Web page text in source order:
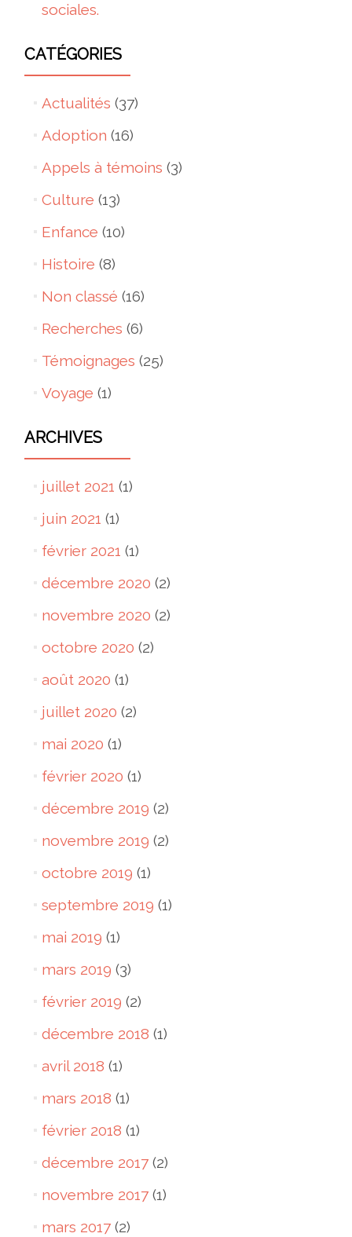
sociales.
CATÉGORIES
Actualités (37)
Adoption (16)
Appels à témoins (3)
Culture (13)
Enfance (10)
Histoire (8)
Non classé (16)
Recherches (6)
Témoignages (25)
Voyage (1)
ARCHIVES
juillet 2021 (1)
juin 2021 (1)
février 2021 (1)
décembre 2020 (2)
novembre 2020 (2)
octobre 2020 (2)
août 2020 (1)
juillet 2020 (2)
mai 2020 (1)
février 2020 (1)
décembre 2019 (2)
novembre 2019 (2)
octobre 2019 (1)
septembre 2019 (1)
mai 2019 (1)
mars 2019 (3)
février 2019 (2)
décembre 2018 (1)
avril 2018 (1)
mars 2018 (1)
février 2018 (1)
décembre 2017(2)
novembre 2017(1)
mars 2017(2)